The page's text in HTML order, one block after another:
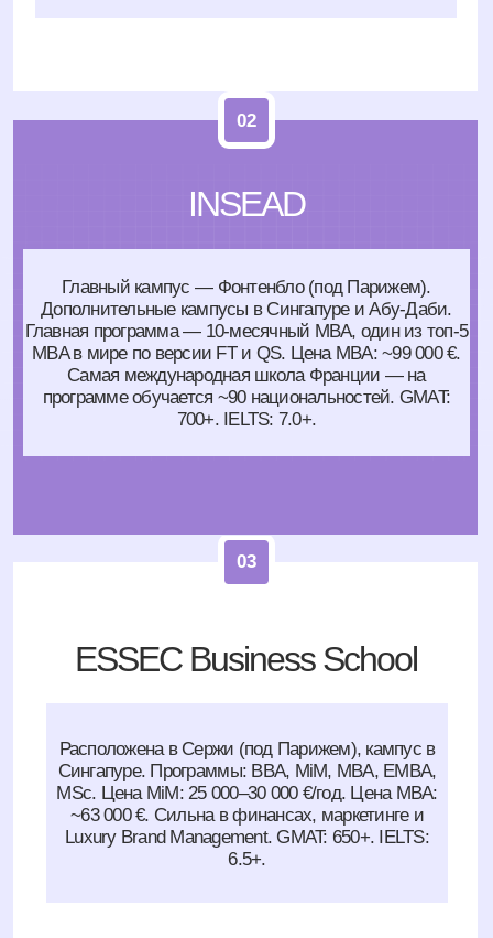
Расположена в Сержи (под Парижем), кампус в
~63 000 €. Сильна в финансах, маркетинге и
Luxury Brand Management. GMAT: 650+. IELTS:
ESCP Business School
Турин, Варшава. Старейшая бизнес-
школа в мире (с 1819). На MiM можно
учиться в нескольких странах за одну
04
EDHEC Business School